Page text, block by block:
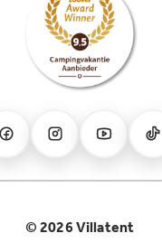
© 2026 Villatent